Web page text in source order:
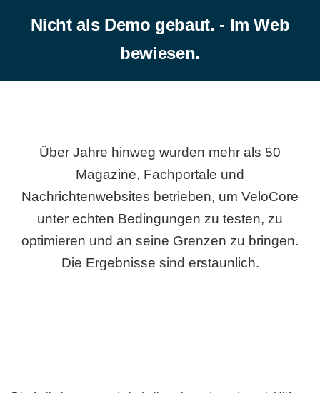
Nicht als Demo gebaut. - Im Web
bewiesen.
Über Jahre hinweg wurden mehr als 50
Magazine, Fachportale und
Nachrichtenwebsites betrieben, um VeloCore
unter echten Bedingungen zu testen, zu
optimieren und an seine Grenzen zu bringen.
Die Ergebnisse sind erstaunlich.